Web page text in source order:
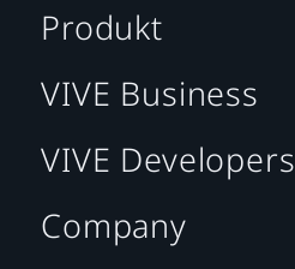
Produkt
VIVE Business
VIVE Developers
Company